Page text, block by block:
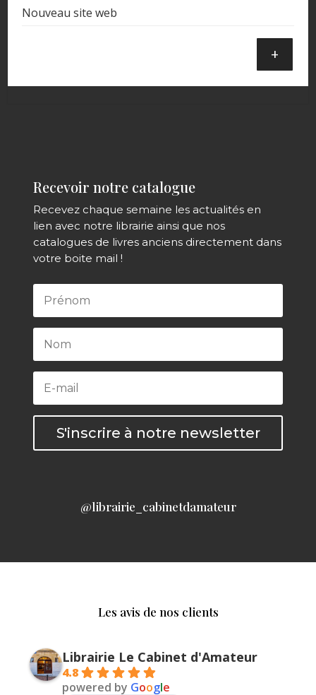
Nouveau site web
+
Recevoir notre catalogue
Recevez chaque semaine les actualités en
lien avec notre librairie ainsi que nos
catalogues de livres anciens directement dans
votre boite mail !
S'inscrire à notre newsletter
@librairie_cabinetdamateur
Les avis de nos clients
Librairie Le Cabinet d'Amateur
4.8
powered by Google